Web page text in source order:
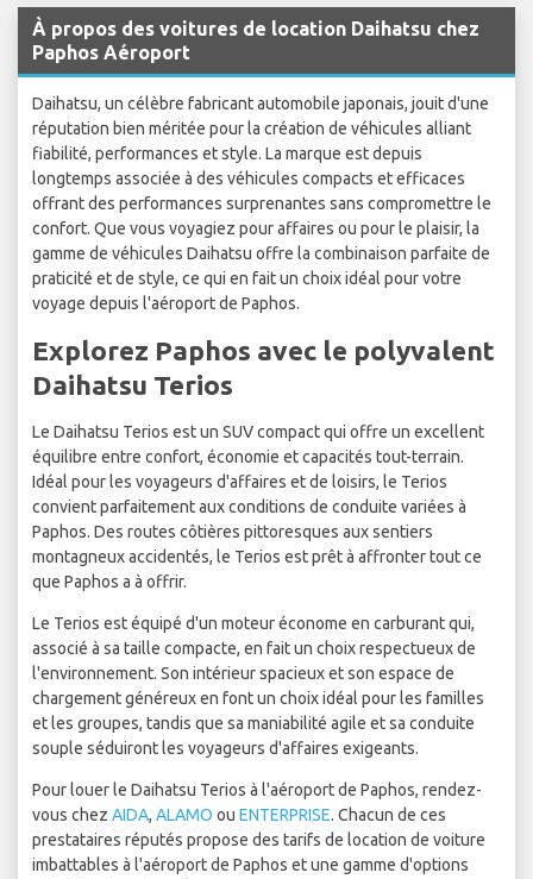
À propos des voitures de location Daihatsu chez
Paphos Aéroport
Daihatsu, un célèbre fabricant automobile japonais, jouit d'une
réputation bien méritée pour la création de véhicules alliant
fiabilité, performances et style. La marque est depuis
longtemps associée à des véhicules compacts et efficaces
offrant des performances surprenantes sans compromettre le
confort. Que vous voyagiez pour affaires ou pour le plaisir, la
gamme de véhicules Daihatsu offre la combinaison parfaite de
praticité et de style, ce qui en fait un choix idéal pour votre
voyage depuis l'aéroport de Paphos.
Explorez Paphos avec le polyvalent
Daihatsu Terios
Le Daihatsu Terios est un SUV compact qui offre un excellent
équilibre entre confort, économie et capacités tout-terrain.
Idéal pour les voyageurs d'affaires et de loisirs, le Terios
convient parfaitement aux conditions de conduite variées à
Paphos. Des routes côtières pittoresques aux sentiers
montagneux accidentés, le Terios est prêt à affronter tout ce
que Paphos a à offrir.
Le Terios est équipé d'un moteur économe en carburant qui,
associé à sa taille compacte, en fait un choix respectueux de
l'environnement. Son intérieur spacieux et son espace de
chargement généreux en font un choix idéal pour les familles
et les groupes, tandis que sa maniabilité agile et sa conduite
souple séduiront les voyageurs d'affaires exigeants.
Pour louer le Daihatsu Terios à l'aéroport de Paphos, rendez-
vous chez AIDA, ALAMO ou ENTERPRISE. Chacun de ces
prestataires réputés propose des tarifs de location de voiture
imbattables à l'aéroport de Paphos et une gamme d'options